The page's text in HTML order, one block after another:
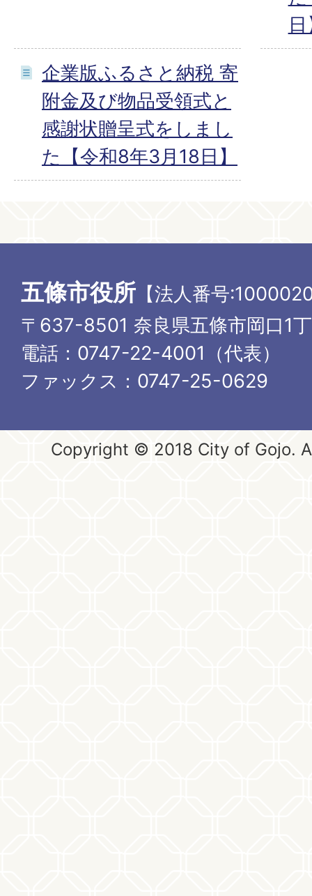
企業版ふるさと納税 寄
附金及び物品受領式と
感謝状贈呈式をしまし
た【令和8年3月18日】
五條市役所 【法人番号
〒637-8501 奈良県五條市岡口1
電話：0747-22-4001（代表）
ファックス：0747-25-0629
Copyright © 2018 City of Gojo.